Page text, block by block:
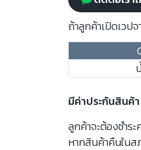
ถ้าลูกค้าเปิดเวป
มีค่าประกันสินค้
ลูกค้าจะต้องชำร
หากสินค้าคืนในส